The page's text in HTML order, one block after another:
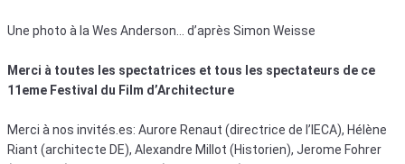
Une photo à la Wes Anderson… d’après Simon Weisse
Merci à toutes les spectatrices et tous les spectateurs de ce
11eme Festival du Film d’Architecture
Merci à nos invités.es: Aurore Renaut (directrice de l’IECA), Hélène
Riant (architecte DE), Alexandre Millot (Historien), Jerome Fohrer